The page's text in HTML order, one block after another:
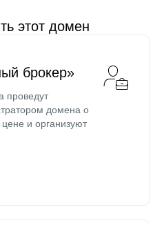
этот домен
брокер»
проведут
домена о
и организуют